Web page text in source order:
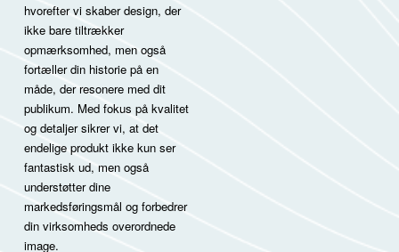
hvorefter vi skaber design, der
ikke bare tiltrækker
opmærksomhed, men også
fortæller din historie på en
måde, der resonere med dit
publikum. Med fokus på kvalitet
og detaljer sikrer vi, at det
endelige produkt ikke kun ser
fantastisk ud, men også
understøtter dine
markedsføringsmål og forbedrer
din virksomheds overordnede
image.